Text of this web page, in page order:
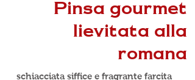
Pinsa gourmet
lievitata alla
romana
schiacciata siffice e fragrante farcita